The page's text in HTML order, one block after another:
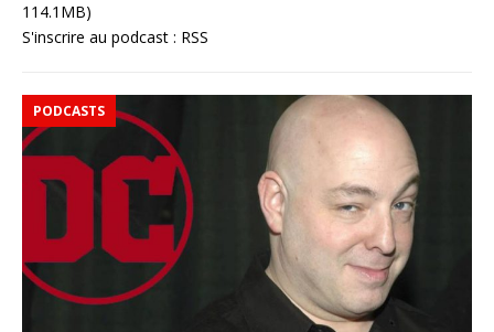
114.1MB)
S'inscrire au podcast : RSS
PODCASTS